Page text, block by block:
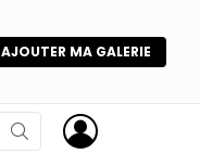
AJOUTER MA GALERIE